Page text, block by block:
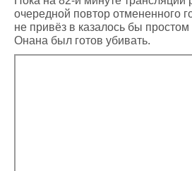
очередной повтор отмененного
не привёз в казалось бы
Онана был готов убивать.